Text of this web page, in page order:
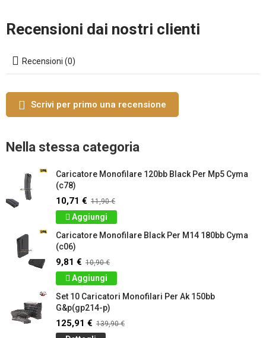
Recensioni dai nostri clienti
Recensioni (0)
Scrivi per primo una recensione
Nella stessa categoria
Caricatore Monofilare 120bb Black Per Mp5 Cyma
(c78)
10,71 € 11,90 €
Aggiungi
Caricatore Monofilare Black Per M14 180bb Cyma
(c06)
9,81 € 10,90 €
Aggiungi
Set 10 Caricatori Monofilari Per Ak 150bb
G&p(gp214-p)
125,91 € 139,90 €